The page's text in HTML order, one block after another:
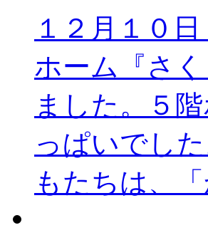
１２月１０
ホーム『さ
ました。５
っぱいでし
もたちは、